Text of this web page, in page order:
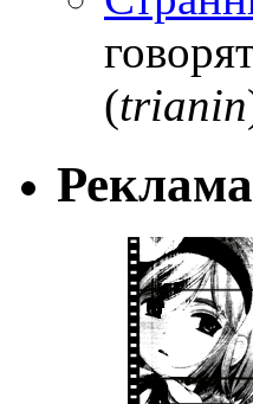
(trianin
Реклама